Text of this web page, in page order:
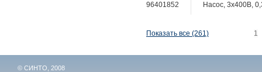
96401852 Насос, 3x400В,
Показать все (261) 1
© СИНТО, 2008